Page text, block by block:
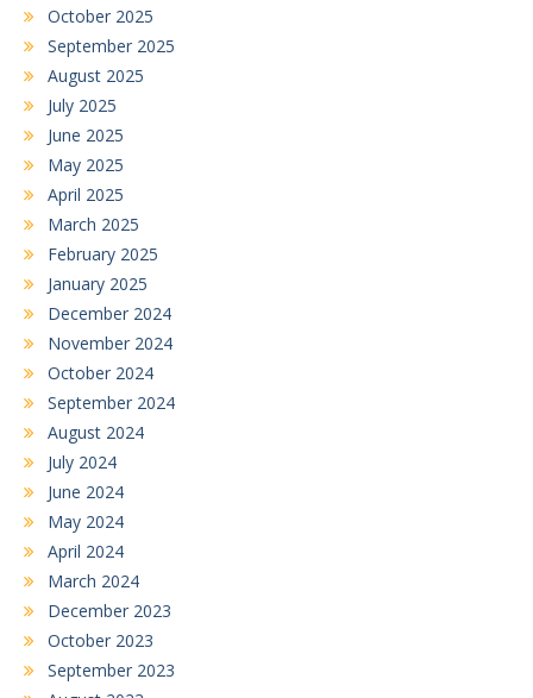
October 2025
September 2025
August 2025
July 2025
June 2025
May 2025
April 2025
March 2025
February 2025
January 2025
December 2024
November 2024
October 2024
September 2024
August 2024
July 2024
June 2024
May 2024
April 2024
March 2024
December 2023
October 2023
September 2023